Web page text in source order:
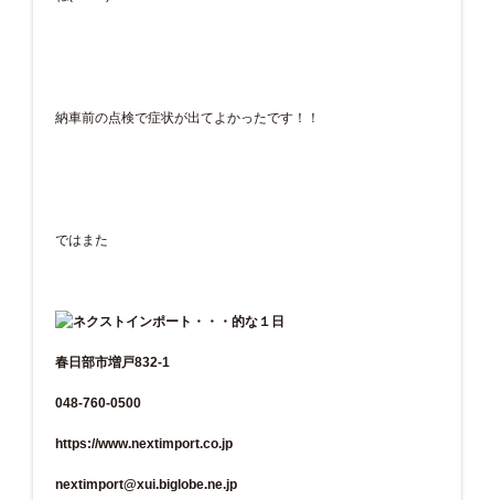
納車前の点検で症状が出てよかったです！！
ではまた
春日部市増戸832-1
048-760-0500
https://www.nextimport.co.jp
nextimport@xui.biglobe.ne.jp